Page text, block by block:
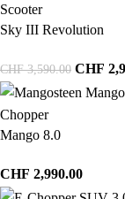
Scooter
Sky III Revolution
CHF3,590.00 CHF
Chopper
Mango 8.0
CHF 2,990.00